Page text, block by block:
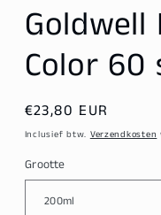
Goldwell
Color
Normale
prijs
€23,80 EUR
Inclusief btw. Verzendkosten
Grootte